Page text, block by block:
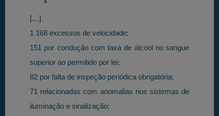
[…]
1 168 excessos de velocidade;
151 por condução com taxa de álcool no sangue
superior ao permitido por lei;
82 por falta de inspeção periódica obrigatória;
71 relacionadas com anomalias nos sistemas de
iluminação e sinalização;